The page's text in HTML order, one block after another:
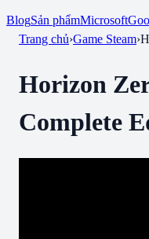
BlogSản phẩmMicrosoft
Trang chủ›Game Steam›
Horizon
Complete